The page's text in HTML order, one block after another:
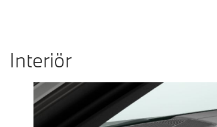
Interiör